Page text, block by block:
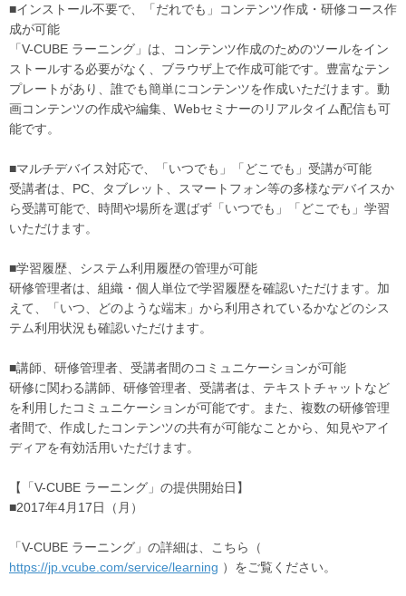
■インストール不要で、「だれでも」コンテンツ作成・研修コース作
成が可能
「V-CUBE ラーニング」は、コンテンツ作成のためのツールをイン
ストールする必要がなく、ブラウザ上で作成可能です。豊富なテン
プレートがあり、誰でも簡単にコンテンツを作成いただけます。動
画コンテンツの作成や編集、Webセミナーのリアルタイム配信も可
能です。
■マルチデバイス対応で、「いつでも」「どこでも」受講が可能
受講者は、PC、タブレット、スマートフォン等の多様なデバイスか
ら受講可能で、時間や場所を選ばず「いつでも」「どこでも」学習
いただけます。
■学習履歴、システム利用履歴の管理が可能
研修管理者は、組織・個人単位で学習履歴を確認いただけます。加
えて、「いつ、どのような端末」から利用されているかなどのシス
テム利用状況も確認いただけます。
■講師、研修管理者、受講者間のコミュニケーションが可能
研修に関わる講師、研修管理者、受講者は、テキストチャットなど
を利用したコミュニケーションが可能です。また、複数の研修管理
者間で、作成したコンテンツの共有が可能なことから、知見やアイ
ディアを有効活用いただけます。
【「V-CUBE ラーニング」の提供開始日】
■2017年4月17日（月）
「V-CUBE ラーニング」の詳細は、こちら（
https://jp.vcube.com/service/learning ）をご覧ください。